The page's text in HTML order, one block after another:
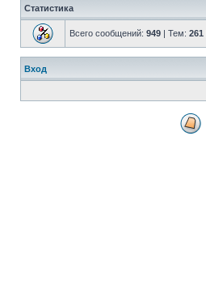
Статистика
Всего сообщений: 949 | Тем: 261
Вход